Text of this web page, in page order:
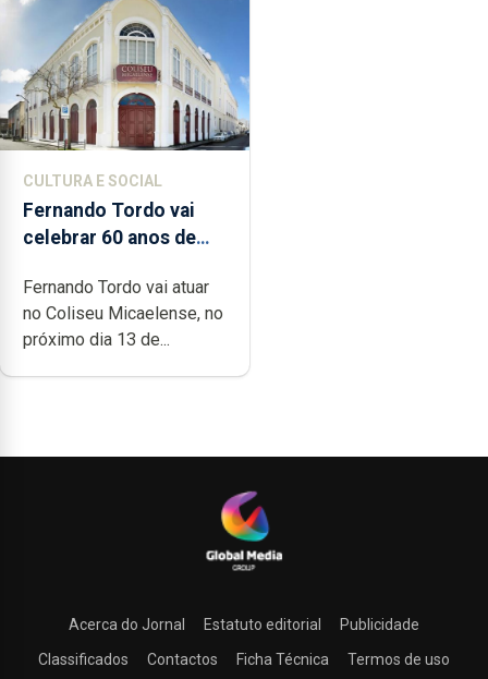
CULTURA E SOCIAL
Fernando Tordo vai
celebrar 60 anos de
Micaelense
Fernando Tordo vai atuar
no Coliseu Micaelense, no
próximo dia 13 de...
Acerca do Jornal Estatuto editorial
Publicidade
Classificados
Contactos Ficha Técnica Termos de uso